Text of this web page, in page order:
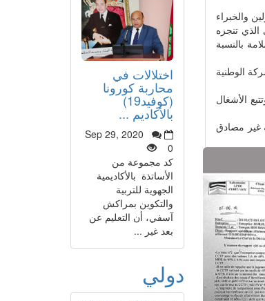
اختلالات في
محاربة كورونا
(كوفيد19)
بالأكاديم ...
Sep 29, 2020
0
كد مجموعة من
الأساتذة بالأكاديمية
الجهوية للتربية
والتكوين بمراكش
آسفي، أن التعليم عن
بعد غير ...
دولي
والخبراء
تنجزه
بالنسبة
الوطنية
الأشغال
غير مصادق